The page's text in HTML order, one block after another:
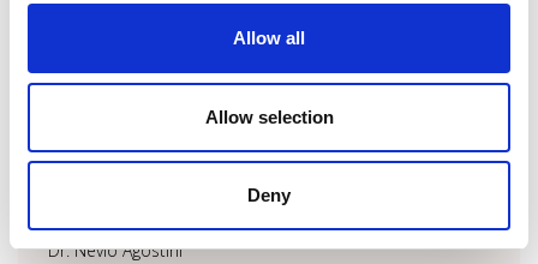
Allow all
Allow selection
Deny
90041220402
IMPORTO LORDO:
Dr. Nevio Agostini